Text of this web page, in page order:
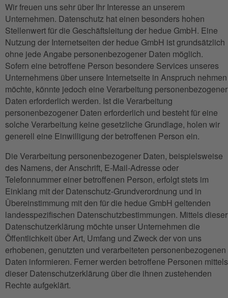
Wir freuen uns sehr über Ihr Interesse an unserem
Unternehmen. Datenschutz hat einen besonders hohen
Stellenwert für die Geschäftsleitung der hedue GmbH. Eine
Nutzung der Internetseiten der hedue GmbH ist grundsätzlich
ohne jede Angabe personenbezogener Daten möglich.
Sofern eine betroffene Person besondere Services unseres
Unternehmens über unsere Internetseite in Anspruch nehmen
möchte, könnte jedoch eine Verarbeitung personenbezogener
Daten erforderlich werden. Ist die Verarbeitung
personenbezogener Daten erforderlich und besteht für eine
solche Verarbeitung keine gesetzliche Grundlage, holen wir
generell eine Einwilligung der betroffenen Person ein.
Die Verarbeitung personenbezogener Daten, beispielsweise
des Namens, der Anschrift, E-Mail-Adresse oder
Telefonnummer einer betroffenen Person, erfolgt stets im
Einklang mit der Datenschutz-Grundverordnung und in
Übereinstimmung mit den für die hedue GmbH geltenden
landesspezifischen Datenschutzbestimmungen. Mittels dieser
Datenschutzerklärung möchte unser Unternehmen die
Öffentlichkeit über Art, Umfang und Zweck der von uns
erhobenen, genutzten und verarbeiteten personenbezogenen
Daten informieren. Ferner werden betroffene Personen mittels
dieser Datenschutzerklärung über die ihnen zustehenden
Rechte aufgeklärt.